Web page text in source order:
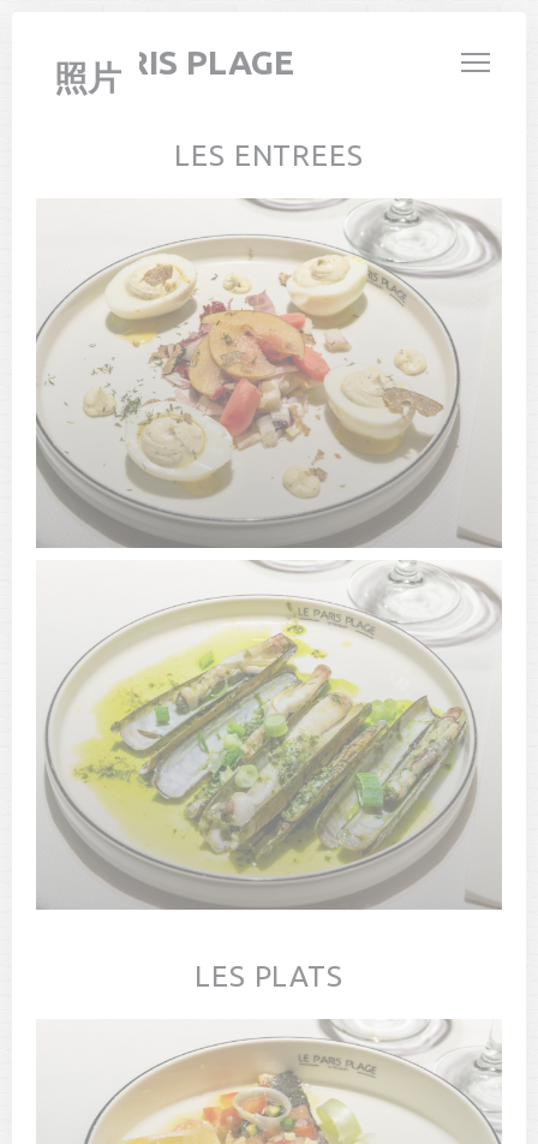
LE PARIS PLAGE
照片
LES ENTREES
LES PLATS